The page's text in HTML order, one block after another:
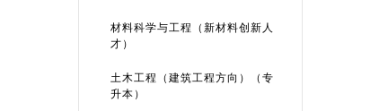
材料科学与工程（新材料创新人
才）
土木工程（建筑工程方向）（专
升本）